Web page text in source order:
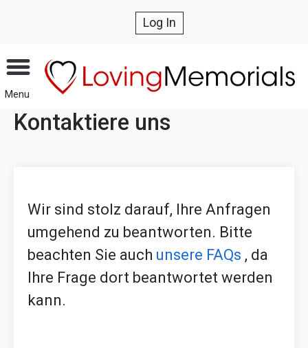
Log In
Menu
Kontaktiere uns
Wir sind stolz darauf, Ihre Anfragen
umgehend zu beantworten. Bitte
beachten Sie auch unsere FAQs , da
Ihre Frage dort beantwortet werden
kann.